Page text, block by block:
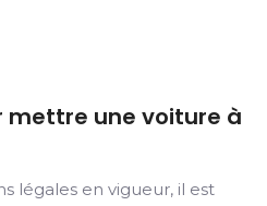
mettre une voiture à
légales en vigueur, il est